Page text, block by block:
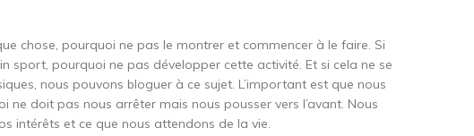
chose, pourquoi ne pas le montrer et commencer à le faire. Si
sport, pourquoi ne pas développer cette activité. Et si cela ne se
nous pouvons bloguer à ce sujet. L’important est que nous
ne doit pas nous arrêter mais nous pousser vers l’avant. Nous
intérêts et ce que nous attendons de la vie.